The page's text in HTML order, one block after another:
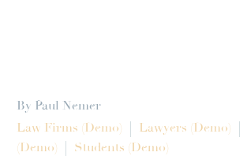
By Paul Nemer
Law Firms (Demo)
Lawyers (Demo)
(Demo)
Students (Demo)